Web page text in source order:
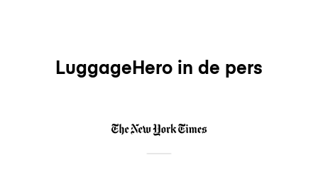
LuggageHero in de pers